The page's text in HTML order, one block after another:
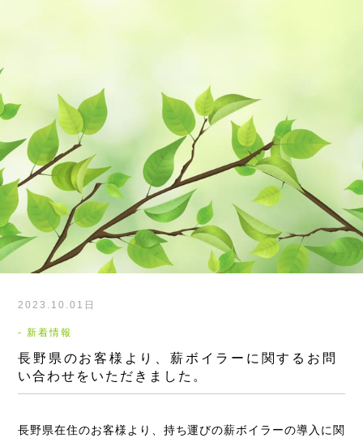
2023.10.01日
- 新着情報
長野県のお客様より、薪ボイラーに関するお問
い合わせをいただきました。
長野県在住のお客様より、持ち運びの薪ボイラーの導入に関